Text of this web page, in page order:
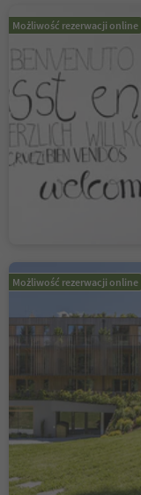
Możliwość rezerwacji online
Możliwość rezerwacji online